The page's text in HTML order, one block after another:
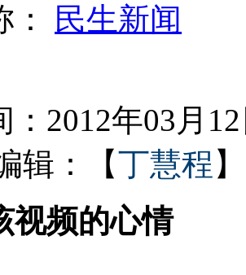
省部级官员涉罪
办婚礼
：
民生新闻
：2012年03月
辑：【丁慧程 】
视频的心情